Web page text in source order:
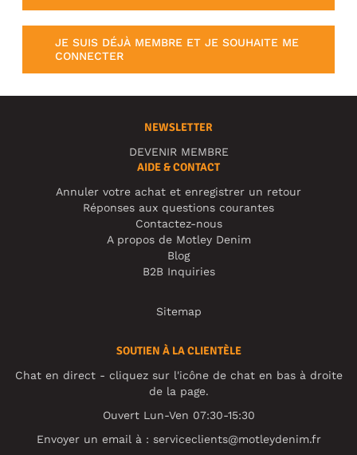
JE SUIS DÉJÀ MEMBRE ET JE SOUHAITE ME
CONNECTER
NEWSLETTER
DEVENIR MEMBRE
AIDE & CONTACT
Annuler votre achat et enregistrer un retour
Réponses aux questions courantes
Contactez-nous
A propos de Motley Denim
Blog
B2B Inquiries
Sitemap
SOUTIEN À LA CLIENTÈLE
Chat en direct - cliquez sur l'icône de chat en bas à droite
de la page.
Ouvert Lun-Ven 07:30-15:30
Envoyer un email à : serviceclients@motleydenim.fr